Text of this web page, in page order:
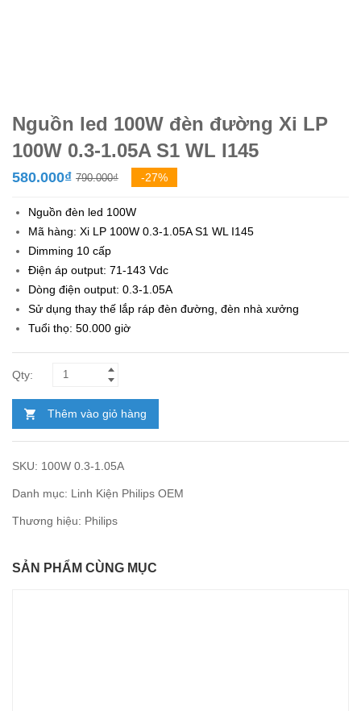
Nguồn led 100W đèn đường Xi LP
100W 0.3-1.05A S1 WL I145
790.000₫Giá
là:
790.000₫.
580.000₫
Giá
tại
là:
-27%
Nguồn đèn led 100W
Mã hàng: Xi LP 100W 0.3-1.05A S1 WL I145
Dimming 10 cấp
Điện áp output: 71-143 Vdc
Dòng điện output: 0.3-1.05A
Sử dụng thay thế lắp ráp đèn đường, đèn nhà xưởng
Tuổi thọ: 50.000 giờ
Thêm vào giỏ hàng
SKU: 100W 0.3-1.05A
Danh mục: Linh Kiện Philips OEM
Thương hiệu: Philips
SẢN PHẨM CÙNG MỤC